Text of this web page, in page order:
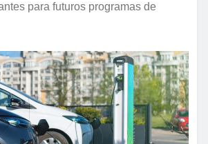
para futuros programas de